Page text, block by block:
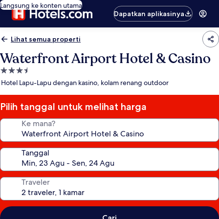
Langsung ke konten utama
Dapatkan aplikasinya
Lihat semua properti
Waterfront Airport Hotel & Casino
Properti
bintang
Hotel Lapu-Lapu dengan kasino, kolam renang outdoor
Pilih tanggal untuk melihat harga
Ke mana?
Tanggal
Traveler